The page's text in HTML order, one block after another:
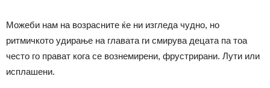
Можеби нам на возрасните ќе ни изгледа чудно, но
ритмичкото удирање на главата ги смирува децата па тоа
често го прават кога се вознемирени, фрустрирани. Лути или
исплашени.